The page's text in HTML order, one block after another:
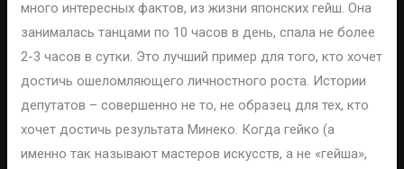
много интересных фактов, из жизни японских гейш. Она
занималась танцами по 10 часов в день, спала не более
2-3 часов в сутки. Это лучший пример для того, кто хочет
достичь ошеломляющего личностного роста. Истории
депутатов – совершенно не то, не образец для тех, кто
хочет достичь результата Минеко. Когда гейко (а
именно так называют мастеров искусств, а не «гейша»,